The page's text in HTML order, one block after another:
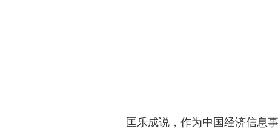
匡乐成说，作为中国经济信息